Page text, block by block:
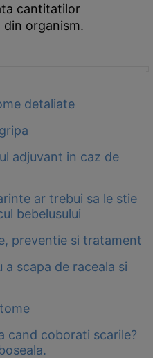
cantitatilor
organism.
detaliate
adjuvant in caz de
ar trebui sa le stie
bebelusului
preventie si tratament
scapa de raceala si
cand coborati scarile?